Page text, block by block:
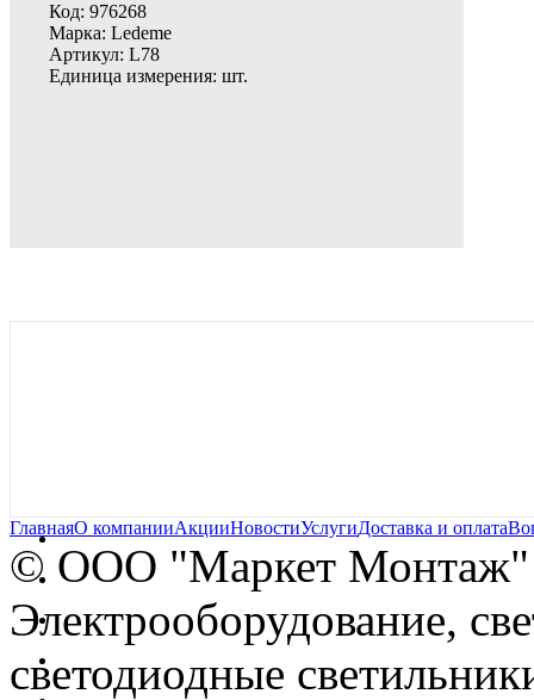
Код: 976268
Марка: Ledeme
Артикул: L78
Единица измерения: шт.
ГлавнаяО компанииАкцииНовостиУслугиДоставка и оплата
© OOO "Маркет Монтаж"
Электрооборудование,
светодиодные